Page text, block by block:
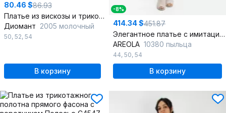
80.46 $86.93
Платье из вискозы и трикотажа полуприлегающего силуэта
Диомант 2005 молочный
50, 52, 54
В корзину
-8%
414.34 $451.87
Элегантное платье с имитацией костюма из кашемира
AREOLA 10380 пыльца
44, 50, 54
В корзину